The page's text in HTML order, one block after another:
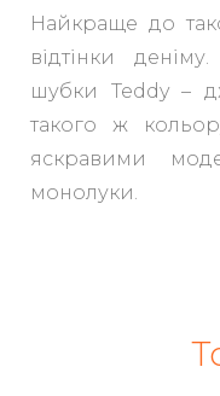
Найкраще до
відтінки
шубки Teddy –
такого ж
яскравими
монолуки.